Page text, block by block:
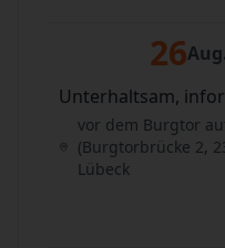
26
Unterhaltsam,
vor dem Burgtor
(Burgtorbrücke 2,
Lübeck